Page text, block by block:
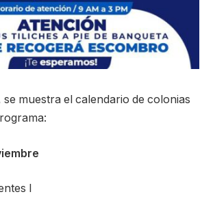
muestra el calendario de colonias
I